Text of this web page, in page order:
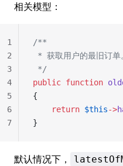
相关模型：
/**
* 获取用户的最旧订单
*/
public function
{
    return
$this->
}
1
2
3
4
5
6
7
默认情况下，